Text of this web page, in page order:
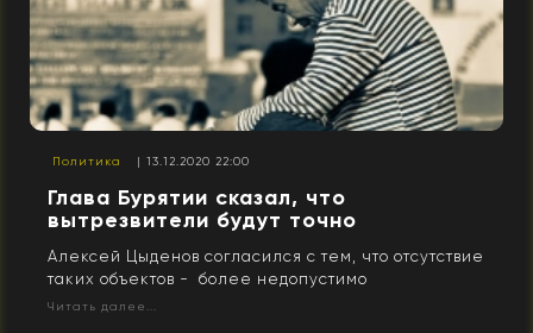
Политика | 13.12.2020 22:00
Глава Бурятии сказал, что
вытрезвители будут точно
Алексей Цыденов согласился с тем, что отсутствие
таких объектов - более недопустимо
Читать далее...